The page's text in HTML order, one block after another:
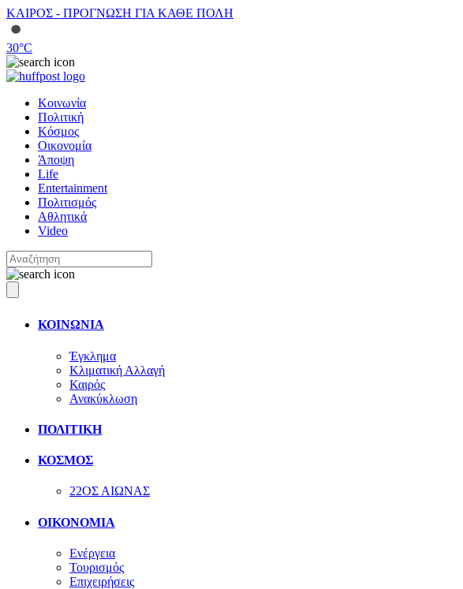
ΚΑΙΡΟΣ - ΠΡΟΓΝΩΣΗ ΓΙΑ ΚΑΘΕ ΠΟΛΗ
30°C
Κοινωνία
Πολιτική
Κόσμος
Οικονομία
Άποψη
Life
Entertainment
Πολιτισμός
Αθλητικά
Video
ΚΟΙΝΩΝΙΑ
Έγκλημα
Κλιματική Αλλαγή
Καιρός
Ανακύκλωση
ΠΟΛΙΤΙΚΗ
ΚΟΣΜΟΣ
22ΟΣ ΑΙΩΝΑΣ
ΟΙΚΟΝΟΜΙΑ
Ενέργεια
Τουρισμός
Επιχειρήσεις